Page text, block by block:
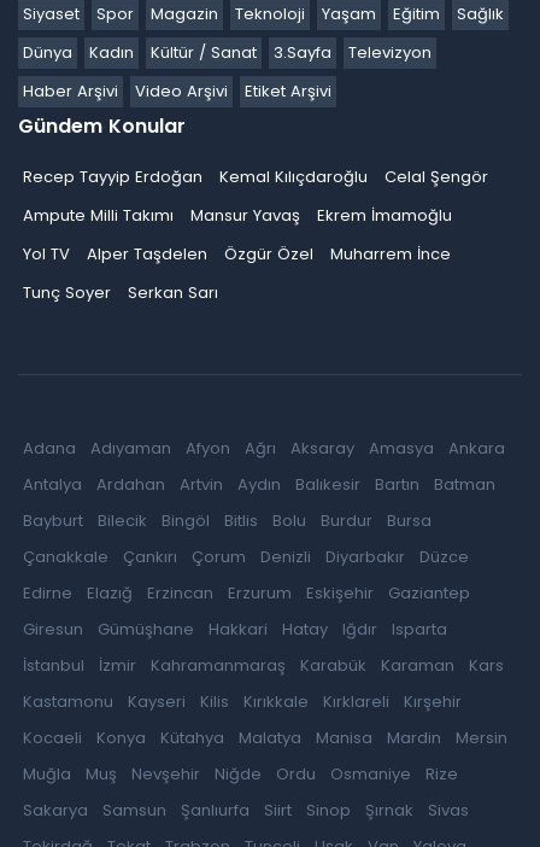
Siyaset
Spor Magazin Teknoloji Yaşam Eğitim
Sağlık
Dünya
Kadın Kültür / Sanat 3.Sayfa
Televizyon
Haber Arşivi
Video Arşivi Etiket Arşivi
Gündem Konular
Recep Tayyip Erdoğan Kemal Kılıçdaroğlu
Celal Şengör
Ampute Milli Takımı
Mansur Yavaş
Ekrem İmamoğlu
Yol TV
Alper Taşdelen Özgür Özel
Muharrem İnce
Tunç Soyer
Serkan Sarı
Adana Adıyaman Afyon Ağrı Aksaray Amasya
Ankara
Antalya
Ardahan Artvin Aydın Balıkesir Bartın
Batman
Bayburt
Bilecik Bingöl Bitlis Bolu Burdur
Bursa
Çanakkale
Çankırı Çorum Denizli Diyarbakır
Düzce
Edirne
Elazığ Erzincan Erzurum Eskişehir
Gaziantep
Giresun
Gümüşhane Hakkari Hatay Iğdır
Isparta
İstanbul
İzmir Kahramanmaraş Karabük Karaman
Kars
Kastamonu
Kayseri Kilis Kırıkkale Kırklareli
Kırşehir
Kocaeli
Konya Kütahya Malatya Manisa Mardin
Mersin
Muğla
Muş Nevşehir Niğde Ordu Osmaniye
Rize
Sakarya
Samsun Şanlıurfa Siirt Sinop Şırnak
Sivas